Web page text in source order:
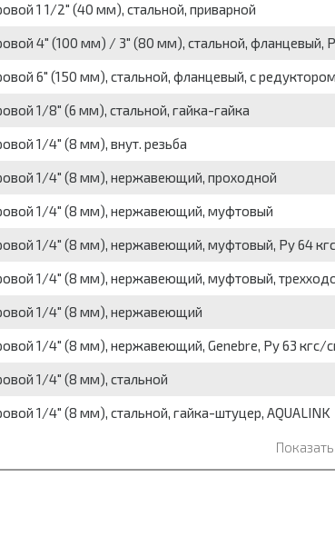
1 1/2" (40 мм), стальной, приварной
4" (100 мм) / 3" (80 мм), стальной, фланцевый,
6" (150 мм), стальной, фланцевый, с редуктором
1/8" (6 мм), стальной, гайка-гайка
1/4" (8 мм), внут. резьба
1/4" (8 мм), нержавеющий, проходной
1/4" (8 мм), нержавеющий, муфтовый
1/4" (8 мм), нержавеющий, муфтовый, Py 64
1/4" (8 мм), нержавеющий, муфтовый,
1/4" (8 мм), нержавеющий
1/4" (8 мм), нержавеющий, Genebre, Py 63 кгс/
1/4" (8 мм), стальной
1/4" (8 мм), стальной, гайка-штуцер, AQUALINK